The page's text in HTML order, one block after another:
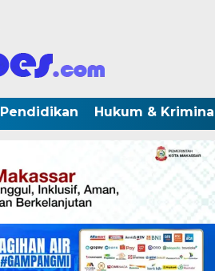
Pendidikan Hukum &